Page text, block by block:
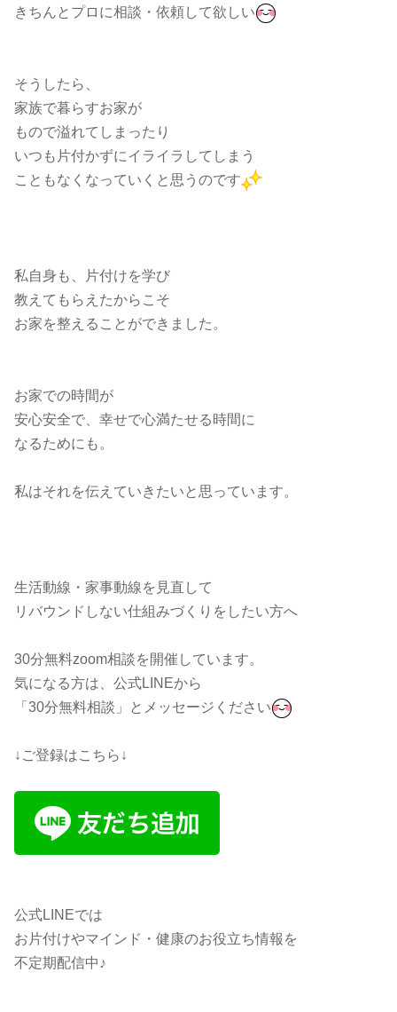
きちんとプロに相談・依頼して欲しい
そうしたら、
家族で暮らすお家が
もので溢れてしまったり
いつも片付かずにイライラしてしまう
こともなくなっていくと思うのです
私自身も、片付けを学び
教えてもらえたからこそ
お家を整えることができました。
お家での時間が
安心安全で、幸せで心満たせる時間に
なるためにも。
私はそれを伝えていきたいと思っています。
生活動線・家事動線を見直して
リバウンドしない仕組みづくりをしたい方へ
30分無料zoom相談を開催しています。
気になる方は、公式LINEから
「30分無料相談」とメッセージください
↓ご登録はこちら↓
公式LINEでは
お片付けやマインド・健康のお役立ち情報を
不定期配信中♪